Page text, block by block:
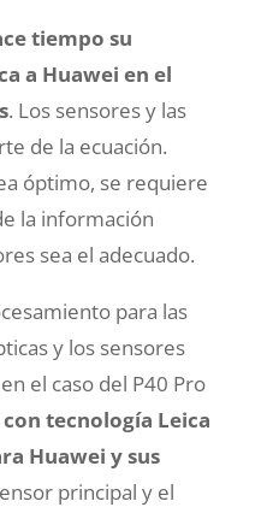
tiempo su
a Huawei en el
. Los sensores y las
de la ecuación.
óptimo, se requiere
la información
sea el adecuado.
para las
y los sensores
el caso del P40 Pro
tecnología Leica
Huawei y sus
principal y el